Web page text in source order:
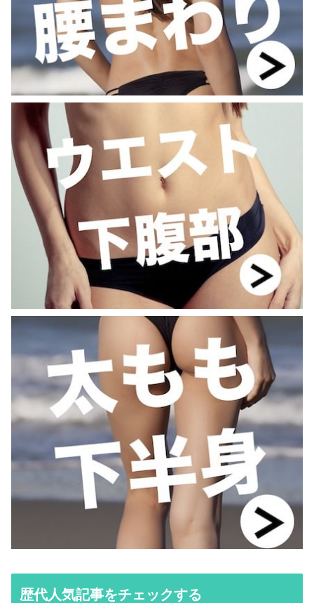
歴代人気記事をチェックする